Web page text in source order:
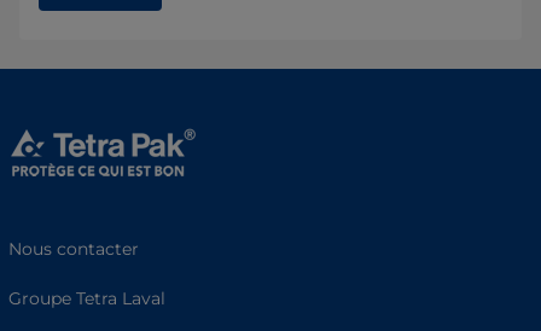
Nous contacter
Groupe Tetra Laval